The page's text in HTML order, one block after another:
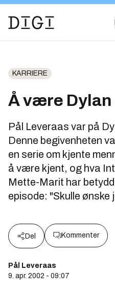
KARRIERE
Å være Dylan
Pål Leveraas var på
Denne begivenheten
en serie om kjente
å være kjent, og hva
Mette-Marit har
episode: "Skulle ønske
Del Kommenter
Pål Leveraas
9. apr. 2002 - 09:07